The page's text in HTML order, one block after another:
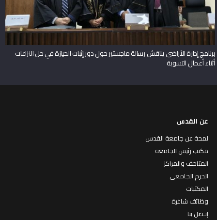
برنامج إدارة الأراضي يناقش رسالة ماجستير حول دور إثبات الحيازة في حل النزاعات
أثناء أعمال التسوية
عن القدس
لمحة عن جامعة القدس
مكتب رئيس الجامعة
المتاحف والمراكز
الحرم الجامعي
المكتبات
وظائف شاغرة
إتـصل بنا